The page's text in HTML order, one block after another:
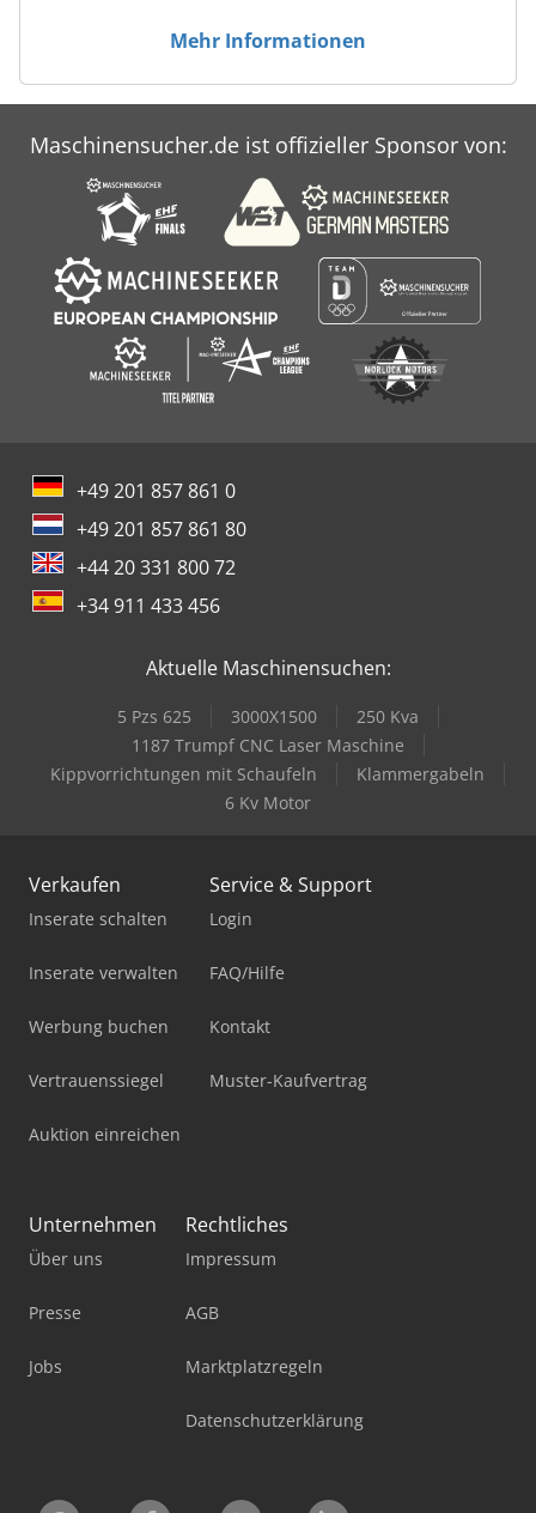
Mehr Informationen
Maschinensucher.de ist offizieller Sponsor von:
+49 201 857 861 0
+49 201 857 861 80
+44 20 331 800 72
+34 911 433 456
Aktuelle Maschinensuchen:
5 Pzs 625 3000X1500
250 Kva
1187 Trumpf CNC Laser Maschine
Kippvorrichtungen mit Schaufeln
Klammergabeln
6 Kv Motor
Verkaufen
Inserate schalten
Inserate verwalten
Werbung buchen
Vertrauenssiegel
Auktion einreichen
Service & Support
Login
FAQ/Hilfe
Kontakt
Muster-Kaufvertrag
Unternehmen
Über uns
Presse
Jobs
Rechtliches
Impressum
AGB
Marktplatzregeln
Datenschutzerklärung